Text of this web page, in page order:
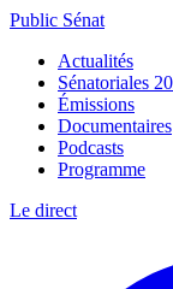
Public Sénat
Actualités
Sénatoriales
Émissions
Documentaires
Podcasts
Programme
Le direct